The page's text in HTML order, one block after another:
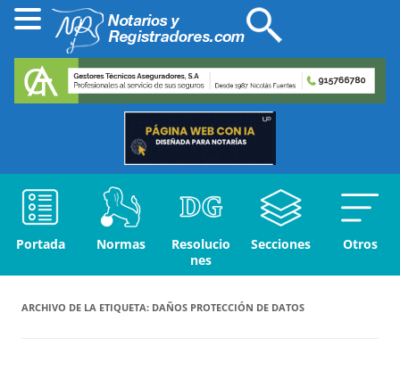
Portada Normas
Resolucio
nes
Secciones Otros
ARCHIVO DE LA ETIQUETA: DAÑOS PROTECCIÓN DE DATOS